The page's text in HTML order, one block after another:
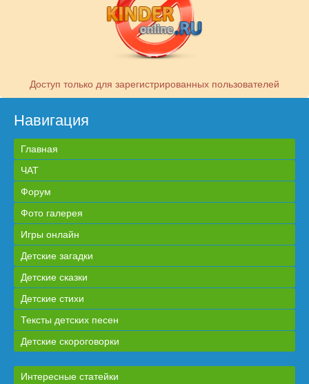
Доступ только для зарегистрированных пользователей
Навигация
Главная
ЧАТ
Форум
Фото галерея
Игры онлайн
Детские загадки
Детские сказки
Детские стихи
Тексты детских песен
Детские скороговорки
Интересные статейки